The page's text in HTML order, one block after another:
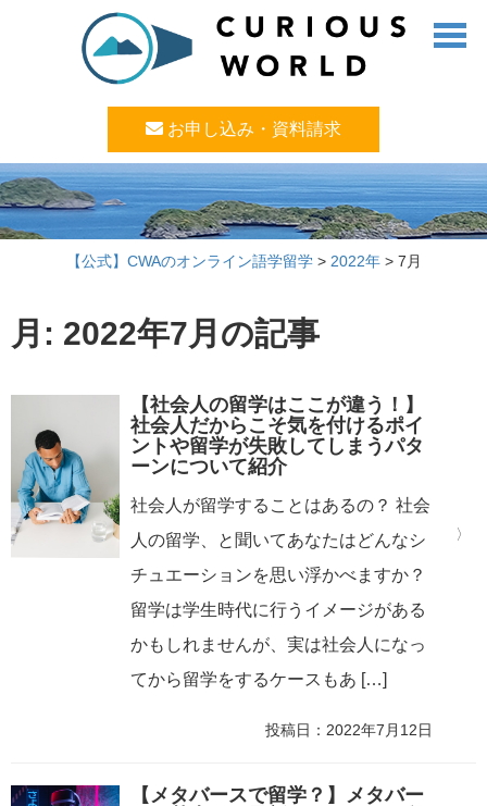
お申し込み・資料請求
【公式】CWAのオンライン語学留学> 2022年> 7月
月: 2022年7月 の記事
【社会人の留学はここが違う！】
社会人だからこそ気を付けるポイ
ントや留学が失敗してしまうパタ
ーンについて紹介
社会人が留学することはあるの？ 社会
人の留学、と聞いてあなたはどんなシ
チュエーションを思い浮かべますか？
留学は学生時代に行うイメージがある
かもしれませんが、実は社会人になっ
てから留学をするケースもあ […]
投稿日：2022年7月12日
【メタバースで留学？】メタバー